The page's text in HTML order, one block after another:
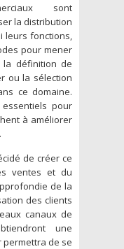
sont
la distribution
leurs fonctions,
pour mener
définition de
ou la sélection
ce domaine.
pour
à améliorer
de créer ce
ventes et du
de la
des clients
canaux de
une
permettra de se